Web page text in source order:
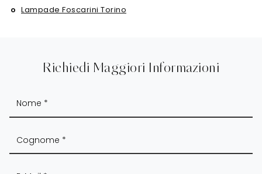
Lampade Foscarini Torino
Richiedi Maggiori Informazioni